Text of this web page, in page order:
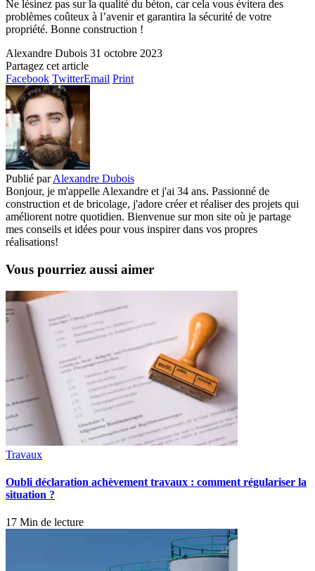
Ne lésinez pas sur la qualité du béton, car cela vous évitera des
problèmes coûteux à l’avenir et garantira la sécurité de votre
propriété. Bonne construction !
Alexandre Dubois 31 octobre 2023
Partagez cet article
Facebook TwitterEmail Print
Publié parAlexandre Dubois
Bonjour, je m'appelle Alexandre et j'ai 34 ans. Passionné de
construction et de bricolage, j'adore créer et réaliser des projets qui
améliorent notre quotidien. Bienvenue sur mon site où je partage
mes conseils et idées pour vous inspirer dans vos propres
réalisations!
Vous pourriez aussi aimer
Travaux
Oubli déclaration achèvement travaux : comment régulariser la
situation ?
17 Min de lecture